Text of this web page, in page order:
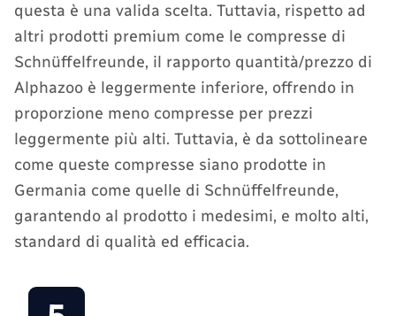
questa è una valida scelta. Tuttavia, rispetto ad
altri prodotti premium come le compresse di
Schnüffelfreunde, il rapporto quantità/prezzo di
Alphazoo è leggermente inferiore, offrendo in
proporzione meno compresse per prezzi
leggermente più alti. Tuttavia, è da sottolineare
come queste compresse siano prodotte in
Germania come quelle di Schnüffelfreunde,
garantendo al prodotto i medesimi, e molto alti,
standard di qualità ed efficacia.